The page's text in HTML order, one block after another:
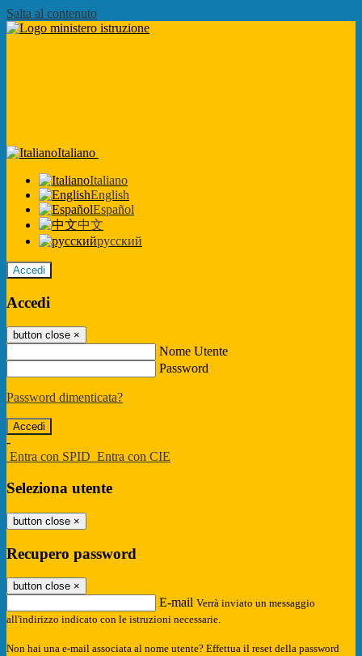
Salta al contenuto
Italiano
Italiano
English
Español
中文
русский
Accedi
Accedi
button close ×
Nome Utente
Password
Password dimenticata?
-
Entra con SPID Entra con CIE
Seleziona utente
button close ×
Recupero password
button close ×
E-mail Verrà inviato un messaggio
all'indirizzo indicato con le istruzioni necessarie.
Non hai una e-mail associata al nome utente? Effettua il reset della password